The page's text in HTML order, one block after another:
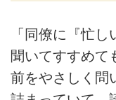
「同僚に『忙
聞いてすすめて
前をやさしく問